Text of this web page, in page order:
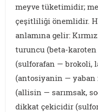
meyve tüketimidir;
çeşitliliği önemlidir.
anlamına gelir:
turuncu (beta-
(sulforafan — brokoli,
(antosiyanin — yaban
(allisin — sarımsak,
dikkat çekicidir